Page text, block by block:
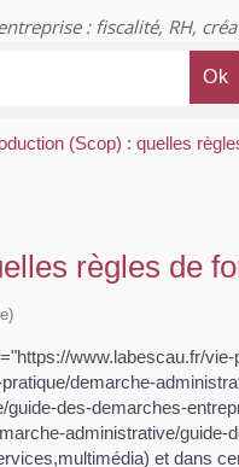
: fiscalité, RH,
(Scop) : quelles
règles de
www.labescau.fr/
demarche-
des-demarches-
administrative/
et dans